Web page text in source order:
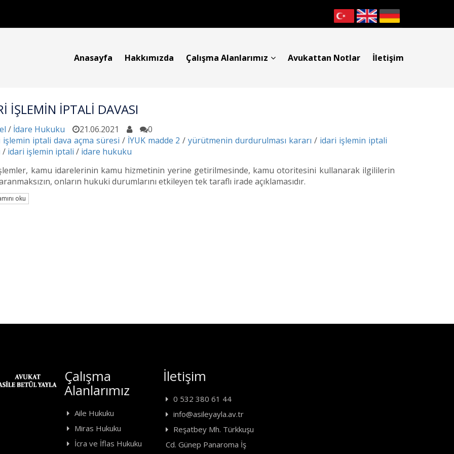
Anasayfa Hakkımızda Çalışma Alanlarımız Avukattan Notlar İletişim
İŞLEMİN İPTALİ DAVASI
/ İdare Hukuku 21.06.2021
0
işlemin iptali dava açma süresi / İYUK madde 2 /yürütmenin durdurulması kararı / idari işlemin iptali
/ idari işlemin iptali / idare hukuku
kamu idarelerinin kamu hizmetinin yerine getirilmesinde, kamu otoritesini kullanarak ilgililerin
aranmaksızın, onların hukuki durumlarını etkileyen tek taraflı irade açıklamasıdır.
oku
Çalışma
Alanlarımız
Aile Hukuku
Miras Hukuku
İcra ve İflas Hukuku
İletişim
0 532 380 61 44
info@asileyayla.av.tr
Reşatbey Mh. Türkkuşu
Cd. Günep Panaroma İş